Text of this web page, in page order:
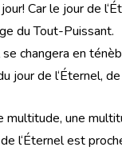
Car le jour de
du Tout-Puissant.
changera en
jour de l‘Éternel,
multitude, une
l‘Éternel est